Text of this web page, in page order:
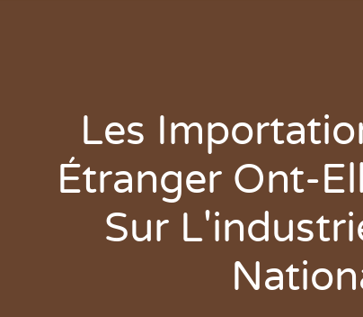
Les
Étranger Ont-
Sur